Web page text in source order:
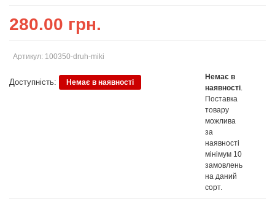
280.00 грн.
Артикул: 100350-druh-miki
Доступність: Немає в наявності
Немає в
наявності
Поставка
товару
можлива
за
наявності
мінімум 10
замовлень
на даний
сорт.